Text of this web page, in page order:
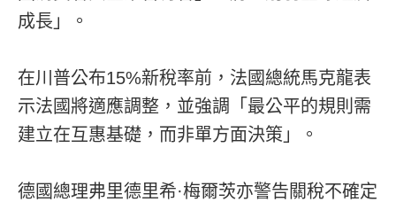
成長」。
在川普公布15%新稅率前，法國總統馬克龍表
示法國將適應調整，並強調「最公平的規則需
建立在互惠基礎，而非單方面決策」。
德國總理弗里德里希·梅爾茨亦警告關稅不確定